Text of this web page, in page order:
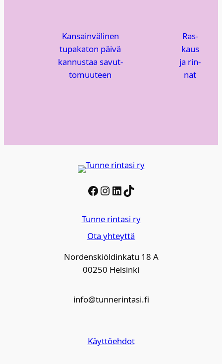
Kan­sain­vä­li­nen
tupa­ka­ton päi­vä
kan­nus­taa savut­
to­muu­teen
Ras­
kaus
ja rin­
nat
Facebook
Instagram
LinkedIn
TikTok
Tunne rintasi ry
Ota yhteyttä
Nordenskiöldinkatu 18 A
00250 Helsinki
info@tunnerintasi.fi
Käyttöehdot